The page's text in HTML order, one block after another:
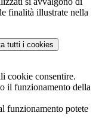
finalità illustrate nella
tutti i cookies
cookie consentire.
il funzionamento della
funzionamento potete